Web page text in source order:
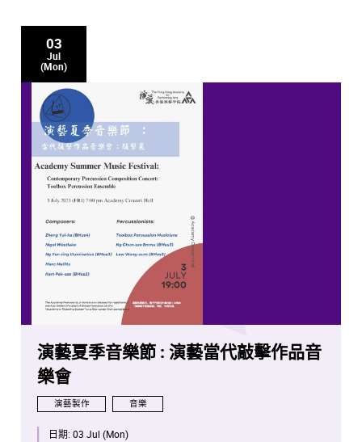
03
Jul
(Mon)
演藝夏季音樂節 : 演藝當代敲擊作品音
樂會
演藝製作 音樂
日期: 03 Jul (Mon)